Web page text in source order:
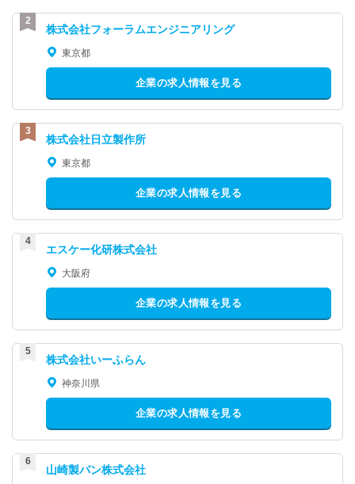
株式会社フォーラムエンジニアリング
東京都
企業の求人情報を見る
株式会社日立製作所
東京都
企業の求人情報を見る
エスケー化研株式会社
大阪府
企業の求人情報を見る
株式会社いーふらん
神奈川県
企業の求人情報を見る
山崎製パン株式会社